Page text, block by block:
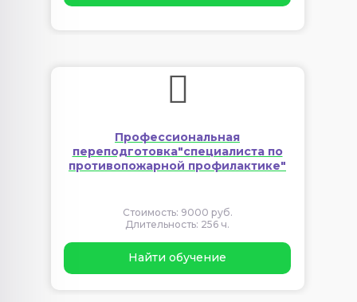
Профессиональная
переподготовка"специалиста по
противопожарной профилактике"
Стоимость: 9000 руб.
Длительность: 256 ч.
Найти обучение